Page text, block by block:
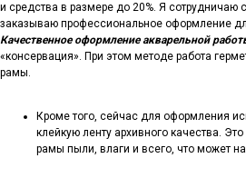
и средства в размере до 20%. Я сотрудничаю
заказываю профессиональное оформление
Качественное оформление акварельной
«консервация». При этом методе работа
рамы.
Кроме того, сейчас для оформления
клейкую ленту архивного качества. Это
рамы пыли, влаги и всего, что может